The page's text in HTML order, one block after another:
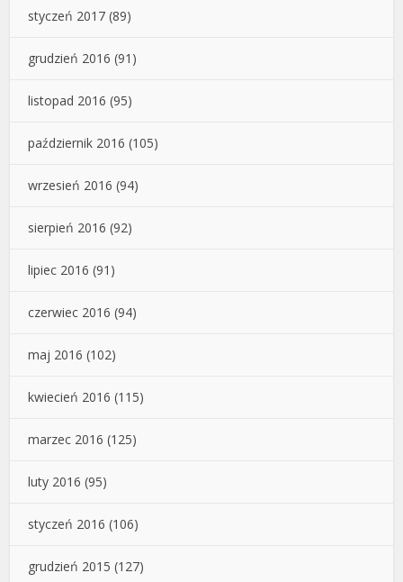
styczeń 2017 (89)
grudzień 2016 (91)
listopad 2016 (95)
październik 2016 (105)
wrzesień 2016 (94)
sierpień 2016 (92)
lipiec 2016 (91)
czerwiec 2016 (94)
maj 2016 (102)
kwiecień 2016 (115)
marzec 2016 (125)
luty 2016 (95)
styczeń 2016 (106)
grudzień 2015 (127)